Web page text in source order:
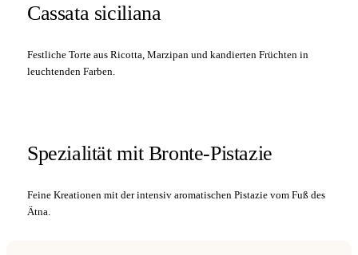
Cassata siciliana
Festliche Torte aus Ricotta, Marzipan und kandierten Früchten in
leuchtenden Farben.
Spezialität mit Bronte-Pistazie
Feine Kreationen mit der intensiv aromatischen Pistazie vom Fuß des
Ätna.